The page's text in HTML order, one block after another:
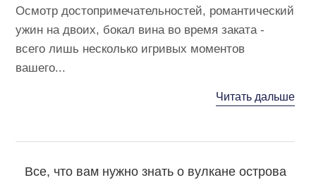
Осмотр достопримечательностей, романтический
ужин на двоих, бокал вина во время заката -
всего лишь несколько игривых моментов
вашего...
Читать дальше
Все, что вам нужно знать о вулкане острова